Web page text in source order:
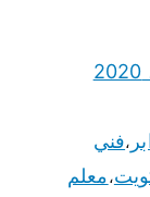
،فني
،معلم